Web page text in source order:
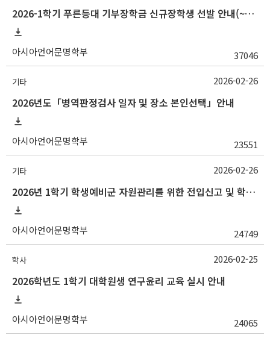
2026-1학기 푸른등대 기부장학금 신규장학생 선발 안내(~3/12 18:00)
아시아언어문명학부 37046
기타
2026년도「병역판정검사 일자 및 장소 본인선택」안내
아시아언어문명학부 23551
2026-02-26
기타
2026년 1학기 학생예비군 자원관리를 위한 전입신고 및 학생예비군훈련(기본훈련 1차훈련) 홍보 협조 요청
아시아언어문명학부 24749
2026-02-26
학사
2026학년도 1학기 대학원생 연구윤리 교육 실시 안내
아시아언어문명학부 24065
2026-02-25